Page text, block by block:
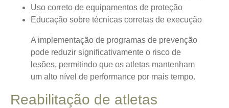
Uso correto de equipamentos de proteção
Educação sobre técnicas corretas de execução
A implementação de programas de prevenção
pode reduzir significativamente o risco de
lesões, permitindo que os atletas mantenham
um alto nível de performance por mais tempo.
Reabilitação de atletas